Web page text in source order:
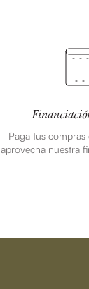
Paga tus
aprovecha nuestra